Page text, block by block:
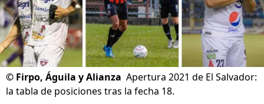
© Firpo, Águila y Alianza Apertura 2021 de El Salvador:
la tabla de posiciones tras la fecha 18.